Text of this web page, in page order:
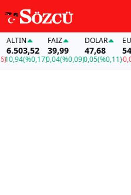
(%0,17)
FAİZ
39,99
0,04(%0,09)
DOLAR
47,68
0,05(%0,11)
EURO
54,98
-0,03